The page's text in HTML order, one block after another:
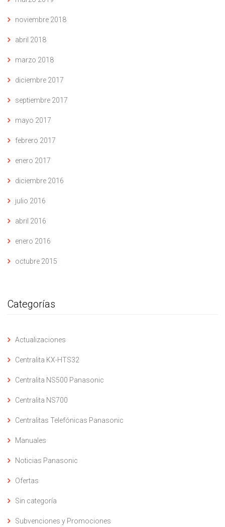
noviembre 2018
abril 2018
marzo 2018
diciembre 2017
septiembre 2017
mayo 2017
febrero 2017
enero 2017
diciembre 2016
julio 2016
abril 2016
enero 2016
octubre 2015
Categorías
Actualizaciones
Centralita KX-HTS32
Centralita NS500 Panasonic
Centralita NS700
Centralitas Telefónicas Panasonic
Manuales
Noticias Panasonic
Ofertas
Sin categoría
Subvenciones y Promociones